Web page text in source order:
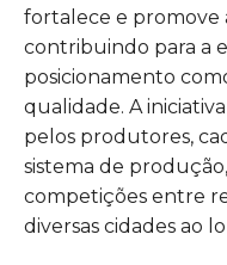
fortalece e promove
contribuindo para a
posicionamento
qualidade. A
pelos produtores,
sistema de
competições entre
diversas cidades ao